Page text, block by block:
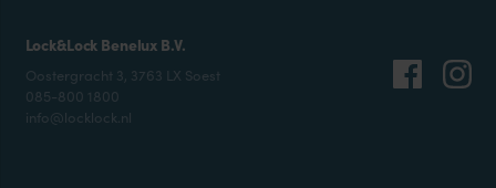
Lock&Lock Benelux B.V.
Oostergracht 3, 3763 LX Soest
085-800 1800
info@locklock.nl